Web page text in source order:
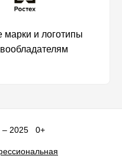
марки и логотипы
– 2025 0+